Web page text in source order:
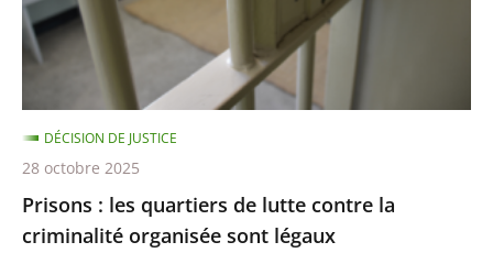
contre
la
criminalité
organisée
sont
légaux
Prisons : les quartiers de lutte contre la
criminalité organisée sont légaux
DÉCISION DE JUSTICE
28 octobre 2025